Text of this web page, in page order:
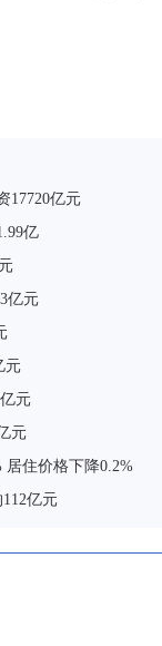
17720亿元
亿
亿元
元
元
元
居住价格下降0.2%
亿元